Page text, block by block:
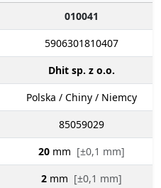
010041
5906301810407
Dhit sp. z o.o.
Polska / Chiny / Niemcy
85059029
20 mm [±0,1 mm]
2 mm [±0,1 mm]